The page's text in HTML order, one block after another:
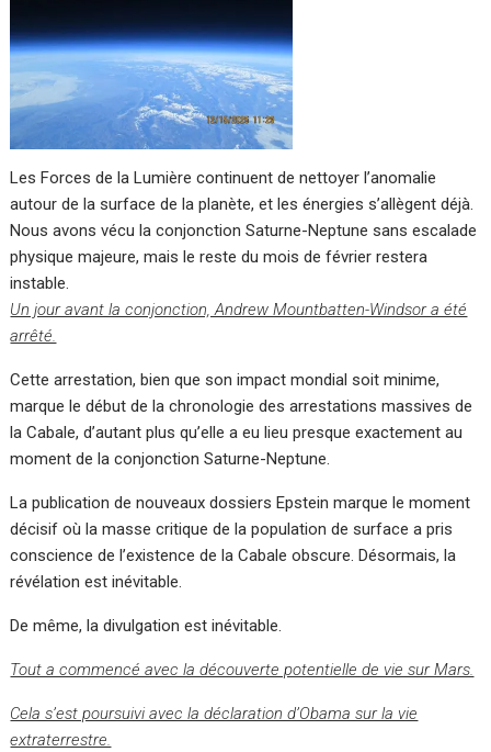
Les Forces de la Lumière continuent de nettoyer l’anomalie
autour de la surface de la planète, et les énergies s’allègent déjà.
Nous avons vécu la conjonction Saturne-Neptune sans escalade
physique majeure, mais le reste du mois de février restera
instable.
Un jour avant la conjonction, Andrew Mountbatten-Windsor a été
arrêté.
Cette arrestation, bien que son impact mondial soit minime,
marque le début de la chronologie des arrestations massives de
la Cabale, d’autant plus qu’elle a eu lieu presque exactement au
moment de la conjonction Saturne-Neptune.
La publication de nouveaux dossiers Epstein marque le moment
décisif où la masse critique de la population de surface a pris
conscience de l’existence de la Cabale obscure. Désormais, la
révélation est inévitable.
De même, la divulgation est inévitable.
Tout a commencé avec la découverte potentielle de vie sur Mars.
Cela s’est poursuivi avec la déclaration d’Obama sur la vie
extraterrestre.